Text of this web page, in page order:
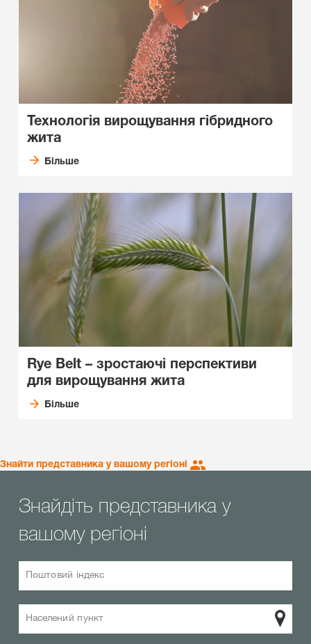
Технологія вирощування гібридного
жита
Більше
Rye Belt – зростаючі перспективи
для вирощування жита
Більше
Знайти представника у вашому регіоні
Знайдіть представника у
вашому регіоні
Поштовий індекс
Населений пункт